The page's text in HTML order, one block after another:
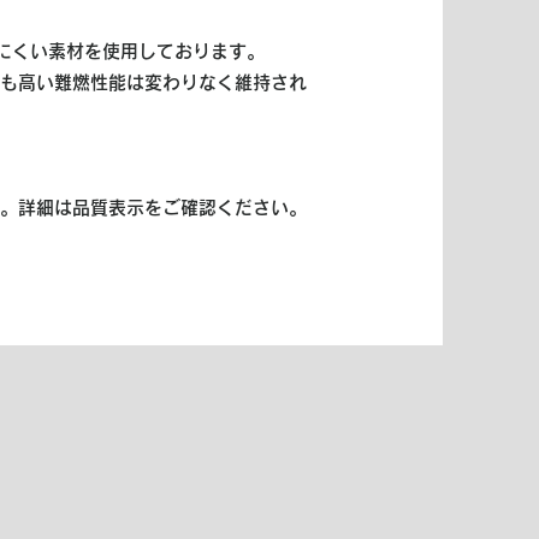
い素材を使用しております。
高い難燃性能は変わりなく維持され
詳細は品質表示をご確認ください。